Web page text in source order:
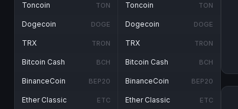
Toncoin TON
Dogecoin DOGE
TRX TRON
Bitcoin Cash BCH
BinanceCoin BEP20
Ether Classic ETC
Toncoin TON
Dogecoin DOGE
TRX TRON
Bitcoin Cash BCH
BinanceCoin BEP20
Ether Classic ETC